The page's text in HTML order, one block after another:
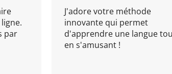
par
J'adore votre méthode
innovante qui permet
d'apprendre une langue
en s'amusant !